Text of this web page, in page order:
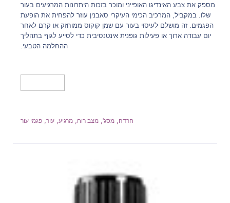
מספק את צבע האינדיגו האופייני ומוכר בזכות היתרונות המרגיעים בעור
שלו. במקביל, המרכיב הכימי העיקרי סאבנין עוזר להפחית את הופעת
הפגמים. זה מושלם לעיסוי בעור עם שמן קוקוס ממוחזק או קרם לאחר
יום עבודה ארוך או פעילות גופנית אינטנסיבית כדי לסייע לגוף בתהליך
ההחלמה הטבעי.
חרדה, מסג', מצב רוח, מרגיע, עור, פגמי עור